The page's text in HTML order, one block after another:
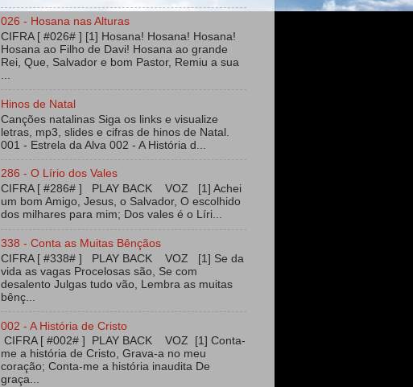
026 - Hosana nas Alturas
CIFRA [ #026# ] [1] Hosana! Hosana! Hosana!
Hosana ao Filho de Davi! Hosana ao grande
Rei, Que, Salvador e bom Pastor, Remiu a sua
Hinos de Natal
Canções natalinas Siga os links e visualize
letras, mp3, slides e cifras de hinos de Natal.
001 - Estrela da Alva 002 - A História d...
286 - O Lírio dos Vales
CIFRA [ #286# ] PLAY BACK VOZ [1] Achei
um bom Amigo, Jesus, o Salvador, O escolhido
dos milhares para mim; Dos vales é o Líri...
338 - Conta as Muitas Bênçãos
CIFRA [ #338# ] PLAY BACK VOZ [1] Se da
vida as vagas Procelosas são, Se com
desalento Julgas tudo vão, Lembra as muitas
bênç...
002 - A História de Cristo
CIFRA [ #002# ] PLAY BACK VOZ [1] Conta-
me a história de Cristo, Grava-a no meu
coração; Conta-me a história inaudita De
graça...